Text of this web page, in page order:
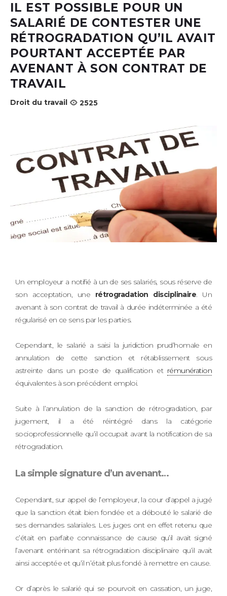
IL EST POSSIBLE POUR UN
SALARIÉ DE CONTESTER UNE
RÉTROGRADATION QU’IL AVAIT
POURTANT ACCEPTÉE PAR
AVENANT À SON CONTRAT DE
TRAVAIL
Droit du travail 2525
Un employeur a notifié à un de ses salariés, sous réserve de
son acceptation, une rétrogradation disciplinaire. Un
avenant à son contrat de travail à durée indéterminée a été
régularisé en ce sens par les parties.
Cependant, le salarié a saisi la juridiction prud’homale en
annulation de cette sanction et rétablissement sous
astreinte dans un poste de qualification et rémunération
équivalentes à son précédent emploi.
Suite à l’annulation de la sanction de rétrogradation, par
jugement, il a été réintégré dans la catégorie
socioprofessionnelle qu’il occupait avant la notification de sa
rétrogradation.
La simple signature d’un avenant…
Cependant, sur appel de l’employeur, la cour d’appel a jugé
que la sanction était bien fondée et a débouté le salarié de
ses demandes salariales. Les juges ont en effet retenu que
c’était en parfaite connaissance de cause qu’il avait signé
l’avenant entérinant sa rétrogradation disciplinaire qu’il avait
ainsi acceptée et qu’il n’était plus fondé à remettre en cause.
Or d’après le salarié qui se pourvoit en cassation, un juge,